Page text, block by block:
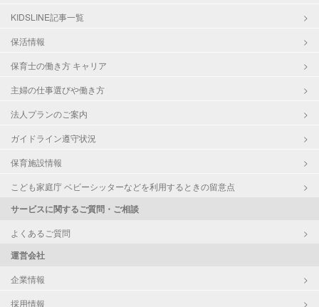
KIDSLINE記事一覧
保活情報
保育士の働き方 キャリア
主婦の仕事選びや働き方
法人プランのご案内
ガイドライン遵守状況
保育施設情報
こども家庭庁 ベビーシッターなどを利用するときの留意点
サービスに関するご質問・ご相談
よくあるご質問
運営会社
企業情報
採用情報